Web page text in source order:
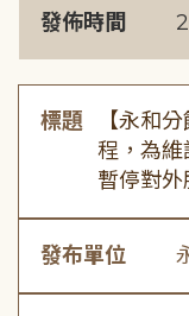
發佈時間
標題
【永和
程，為維
暫停對外
發布單位